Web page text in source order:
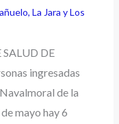
,La Jara y Los
DE
ingresadas
de la
mayo hay 6